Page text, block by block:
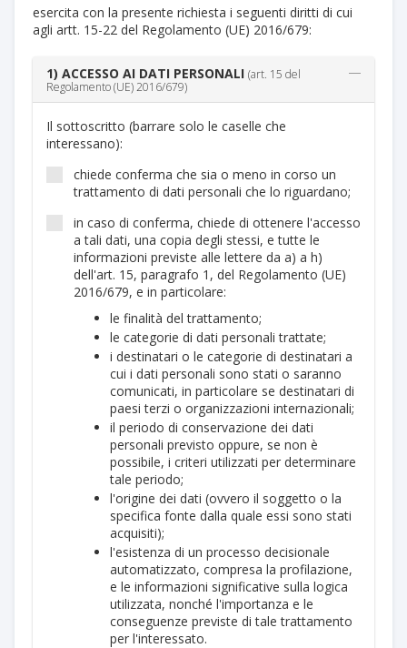
esercita con la presente richiesta i seguenti diritti di cui
agli artt. 15-22 del Regolamento (UE) 2016/679:
1) ACCESSO AI DATI PERSONALI (art. 15 del
Regolamento (UE) 2016/679)
Il sottoscritto (barrare solo le caselle che
interessano):
chiede conferma che sia o meno in corso un
trattamento di dati personali che lo riguardano;
in caso di conferma, chiede di ottenere l'accesso
a tali dati, una copia degli stessi, e tutte le
informazioni previste alle lettere da a) a h)
dell'art. 15, paragrafo 1, del Regolamento (UE)
2016/679, e in particolare:
le finalità del trattamento;
le categorie di dati personali trattate;
i destinatari o le categorie di destinatari a
cui i dati personali sono stati o saranno
comunicati, in particolare se destinatari di
paesi terzi o organizzazioni internazionali;
il periodo di conservazione dei dati
personali previsto oppure, se non è
possibile, i criteri utilizzati per determinare
tale periodo;
l'origine dei dati (ovvero il soggetto o la
specifica fonte dalla quale essi sono stati
acquisiti);
l'esistenza di un processo decisionale
automatizzato, compresa la profilazione,
e le informazioni significative sulla logica
utilizzata, nonché l'importanza e le
conseguenze previste di tale trattamento
per l'interessato.